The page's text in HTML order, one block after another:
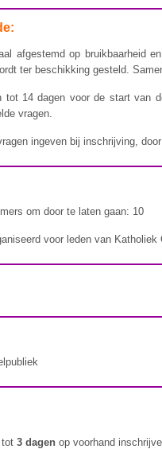
afgestemd op bruikbaarheid
ter beschikking gesteld.
tot 14 dagen voor de start van
vragen.
ingeven bij inschrijving,
om door te laten gaan: 10
voor leden van Katholiek
tot3 dagen op voorhand